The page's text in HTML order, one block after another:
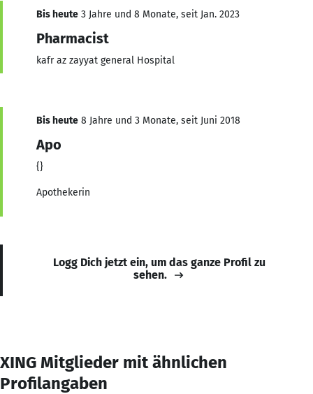
Bis heute 3 Jahre und 8 Monate, seit Jan. 2023
Pharmacist
kafr az zayyat general Hospital
Bis heute 8 Jahre und 3 Monate, seit Juni 2018
Apo
{}
Apothekerin
Logg Dich jetzt ein, um das ganze Profil zu
sehen.
XING Mitglieder mit ähnlichen
Profilangaben